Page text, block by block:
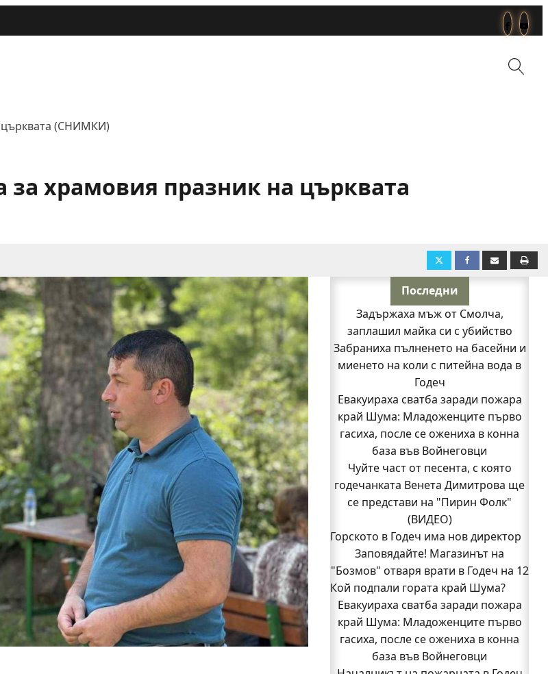
църквата (СНИМКИ)
храмовия празник на църквата
Последни
Задържаха мъж от Смолча,
заплашил майка си с убийство
Забраниха пълненето на басейни и
миенето на коли с питейна вода в
Годеч
Евакуираха сватба заради пожара
край Шума: Младоженците първо
гасиха, после се ожениха в конна
база във Войнеговци
Чуйте част от песента, с която
годечанката Венета Димитрова ще
се представи на "Пирин Фолк"
(ВИДЕО)
Горското в Годеч има нов директор
Заповядайте! Магазинът на
"Бозмов" отваря врати в Годеч на 12
август
Бивш шеф на полицията в Годеч
оглави ОДМВР-Видин
Кой подпали гората край Шума?
Младежи от Люлин и Део сред
Кой подпали гората край Шума?
Евакуираха сватба заради пожара
край Шума: Младоженците първо
гасиха, после се ожениха в конна
база във Войнеговци